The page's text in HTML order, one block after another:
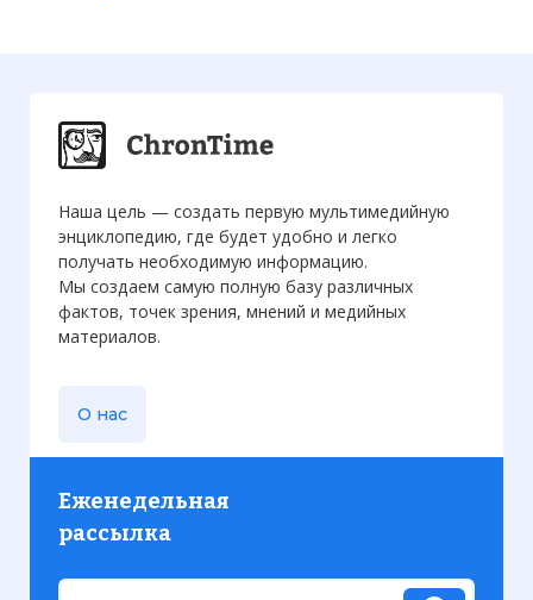
Наша цель — создать первую мультимедийную
энциклопедию, где будет удобно и легко
получать необходимую информацию.
Мы создаем самую полную базу различных
фактов, точек зрения, мнений и медийных
материалов.
О нас
Еженедельная
рассылка